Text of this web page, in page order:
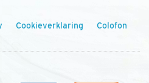
Cookieverklaring Colofon